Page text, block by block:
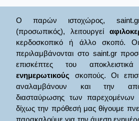
Ο παρών ιστοχώρος, saint.gr,
(προσωπικός), λειτουργεί
κερδοσκοπικό ή άλλο σκοπό.
περιλαμβάνονται στο saint.gr
επισκέπτες του
ενημερωτικούς σκοπούς. Οι
αναλαμβάνουν και την
διασταύρωσης των
δίχως την πρόθεσή μας θίγουμε
παρακαλούμε για την άμεση